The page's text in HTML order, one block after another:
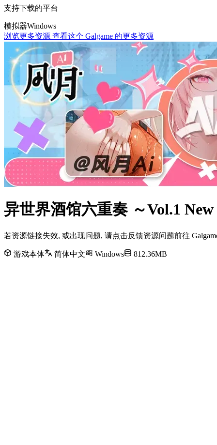
支持下载的平台
模拟器Windows
浏览更多资源 查看这个 Galgame 的更多资源
异世界酒馆六重奏 ～Vol.1
若资源链接失效, 或出现问题, 请点击反馈资源问题前往
游戏本体 简体中文 Windows 812.36MB